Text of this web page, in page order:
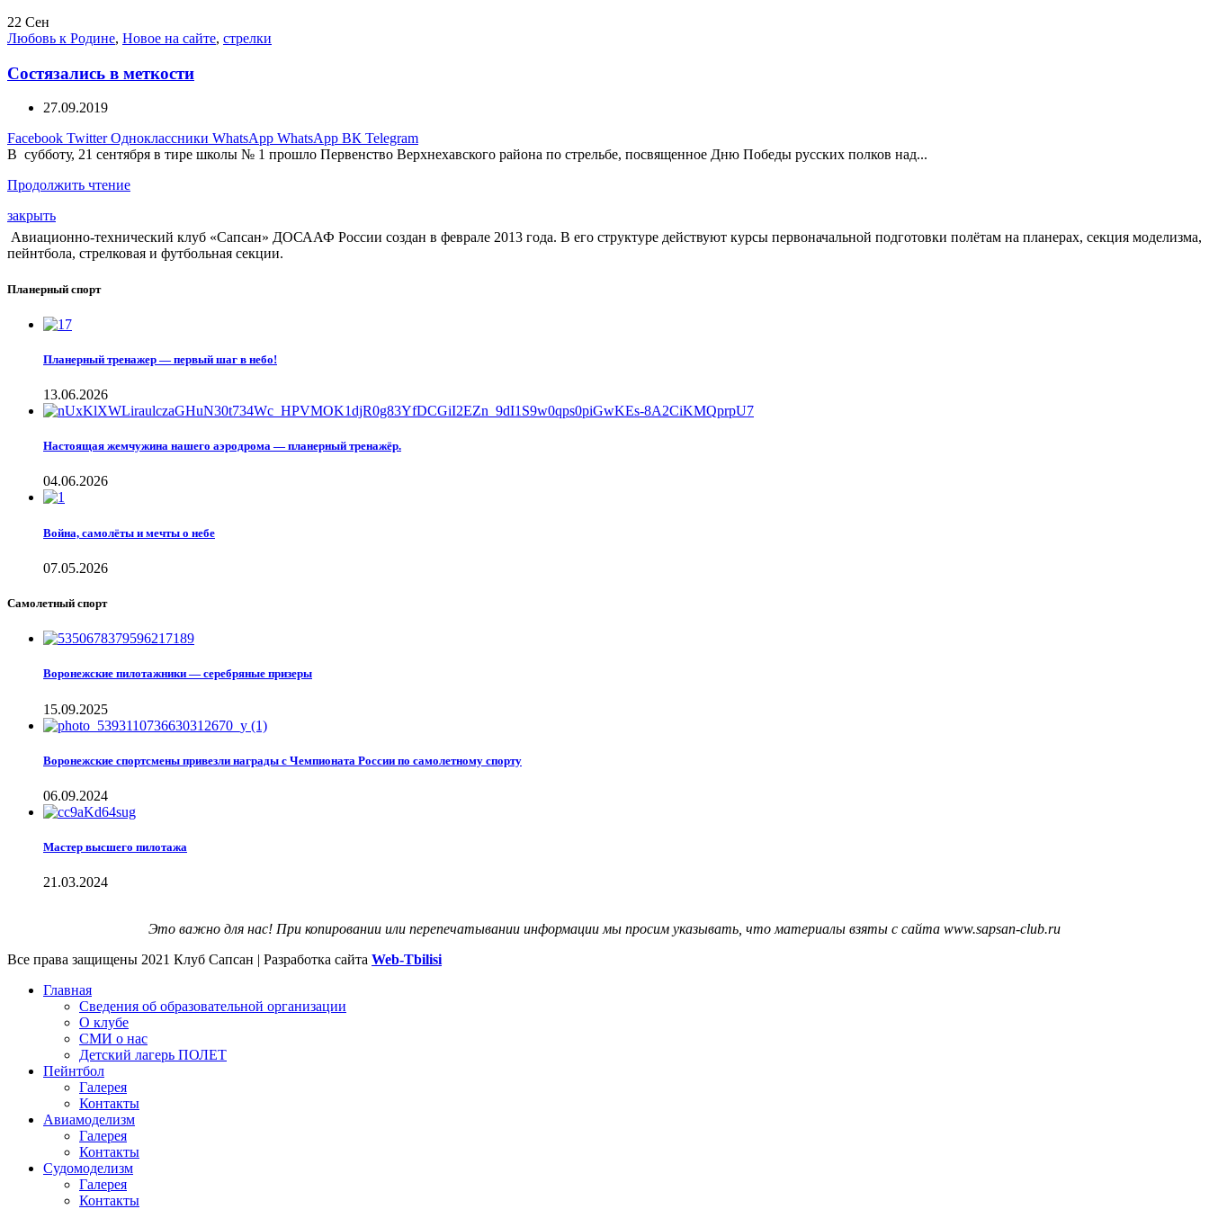
22 Сен
Любовь к Родине, Новое на сайте, стрелки
Состязались в меткости
27.09.2019
Facebook Twitter Одноклассники WhatsApp WhatsApp ВК Telegram
В субботу, 21 сентября в тире школы № 1 прошло Первенство Верхнехавского района по стрельбе, посвященное Дню Победы русских полков над...
Продолжить чтение
закрыть
Авиационно-технический клуб «Сапсан» ДОСААФ России создан в феврале 2013 года. В его структуре действуют курсы первоначальной подготовки полётам на планерах, секция моделизма,
пейнтбола, стрелковая и футбольная секции.
Планерный спорт
Планерный тренажер — первый шаг в небо!
13.06.2026
Настоящая жемчужина нашего аэродрома — планерный тренажёр.
04.06.2026
Война, самолёты и мечты о небе
07.05.2026
Самолетный спорт
Воронежские пилотажники — серебряные призеры
15.09.2025
Воронежские спортсмены привезли награды с Чемпионата России по самолетному спорту
06.09.2024
Мастер высшего пилотажа
21.03.2024
Это важно для нас! При копировании или перепечатывании информации мы просим указывать, что материалы взяты с сайта www.sapsan-club.ru
Все права защищены 2021 Клуб Сапсан | Разработка сайта Web-Tbilisi
Главная
Сведения об образовательной организации
О клубе
СМИ о нас
Детский лагерь ПОЛЕТ
Пейнтбол
Галерея
Контакты
Авиамоделизм
Галерея
Контакты
Судомоделизм
Галерея
Контакты